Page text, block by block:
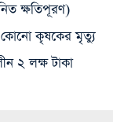
ক্ষতিপূরণ)
কোনো কৃষকের মৃত্যু
২ লক্ষ টাকা